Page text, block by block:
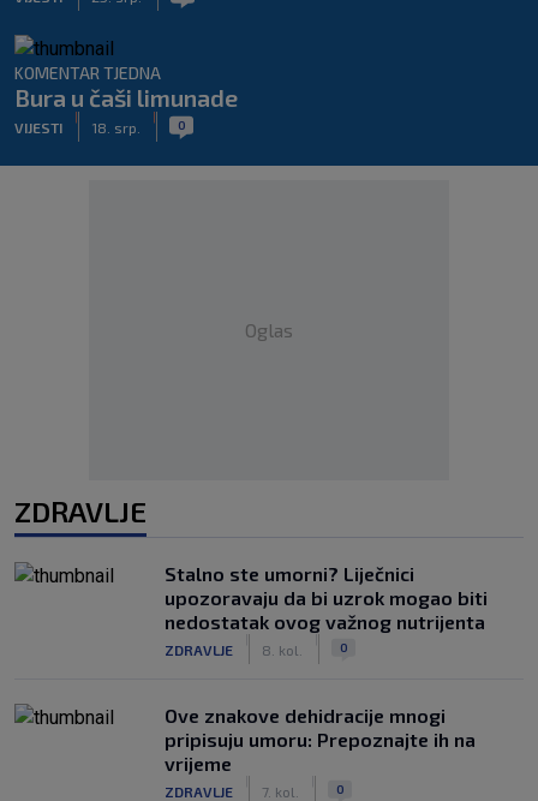
KOMENTAR TJEDNA
Bura u čaši limunade
VIJESTI 18. srp. 0
Oglas
ZDRAVLJE
Stalno ste umorni? Liječnici
upozoravaju da bi uzrok mogao biti
nedostatak ovog važnog nutrijenta
ZDRAVLJE 8. kol. 0
Ove znakove dehidracije mnogi
pripisuju umoru: Prepoznajte ih na
vrijeme
ZDRAVLJE 7. kol. 0